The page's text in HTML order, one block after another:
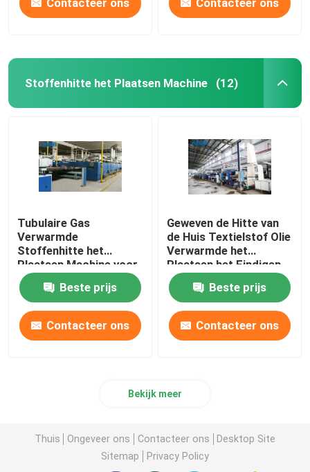
Stoffenhitte het Plaatsen Machine (12)
Tubulaire Gas
Verwarmde
Stoffenhitte het
Plaatsen Machine voor
Handdoekstoffen
2200mmBeste prijs
Contacteer ons
Geweven de Hitte van
de Huis Textielstof Olie
Verwarmde het
Plaatsen het Eindigen
Stenter Machine
Beste prijs
Contacteer ons
Bekijk meer
Thuis Ongeveer ons Contacteer ons
Desktop Site
Sitemap
Privacy Policy